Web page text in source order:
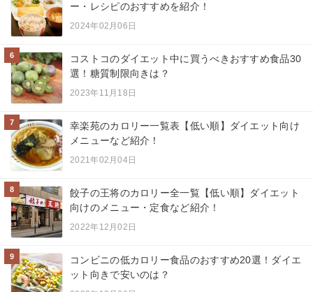
ー・レシピのおすすめを紹介！
2024年02月06日
6
コストコのダイエット中に買うべきおすすめ食品30
選！糖質制限向きは？
2023年11月18日
7
幸楽苑のカロリー一覧表【低い順】ダイエット向け
メニューなど紹介！
2021年02月04日
8
餃子の王将のカロリー全一覧【低い順】ダイエット
向けのメニュー・定食など紹介！
2022年12月02日
9
コンビニの低カロリー食品のおすすめ20選！ダイエ
ット向きで安いのは？